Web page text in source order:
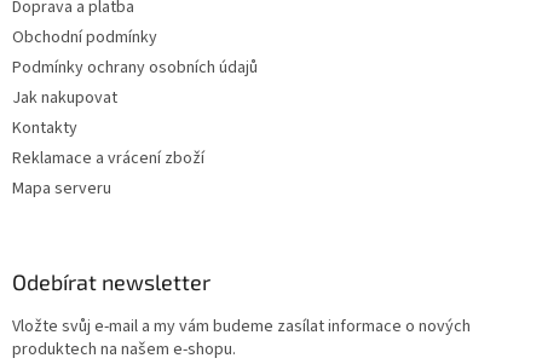
Doprava a platba
Obchodní podmínky
Podmínky ochrany osobních údajů
Jak nakupovat
Kontakty
Reklamace a vrácení zboží
Mapa serveru
Odebírat newsletter
Vložte svůj e-mail a my vám budeme zasílat informace o nových
produktech na našem e-shopu.